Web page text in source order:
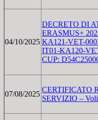
04/10/2025
DECRETO DI
ERASMUS+
KA121-VET-
IT01-KA120-
CUP:
07/08/2025
CERTIFICATO
SERVIZIO –